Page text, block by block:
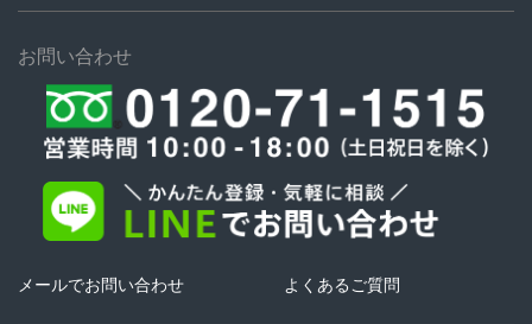
お問い合わせ
メールでお問い合わせ よくあるご質問